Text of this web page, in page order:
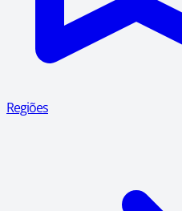
Regiões